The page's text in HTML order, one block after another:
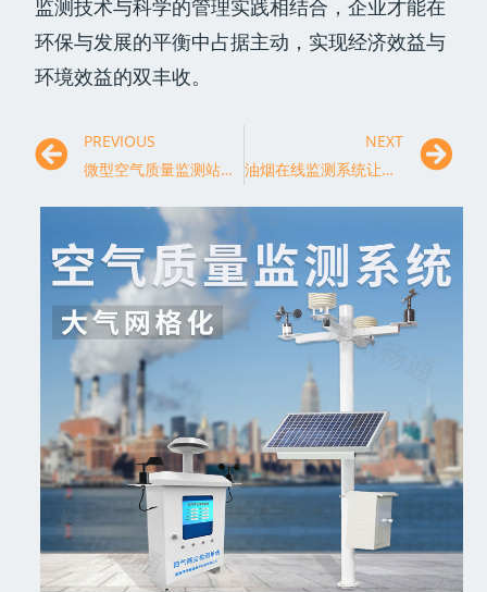
监测技术与科学的管理实践相结合，企业才能在
环保与发展的平衡中占据主动，实现经济效益与
环境效益的双丰收。
PREVIOUS
微型空气质量监测站如何助力实现蓝天保卫战目标
NEXT
油烟在线监测系统让无形的油烟污染变得有据可查